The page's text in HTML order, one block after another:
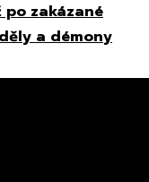
po zakázané
a démony